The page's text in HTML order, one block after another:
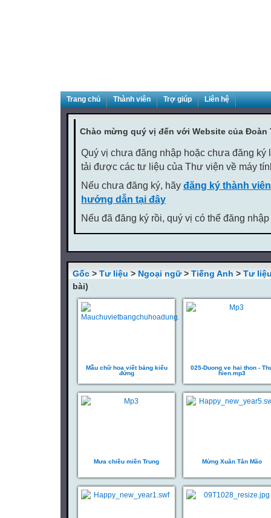
Trang chủ Thành viên Trợ giúp Liên hệ
Chào mừng quý vị đến với Website của Đoàn
Quý vị chưa đăng nhập hoặc chưa đăng ký
tải được các tư liệu của Thư viện về máy
Nếu chưa đăng ký, hãy đăng ký thành
hướng dẫn tại đây
Nếu đã đăng ký rồi, quý vị có thể đăng
Gốc > Tư liệu > Ngoại ngữ> Tiếng Anh > Tư
bài)
Mẫu chữ hoa viết bảng kiểu
đứng
025-Duong ve hai thon -
hien.mp3
Mưa chiều miền Trung Mừng Xuân Tân Mão